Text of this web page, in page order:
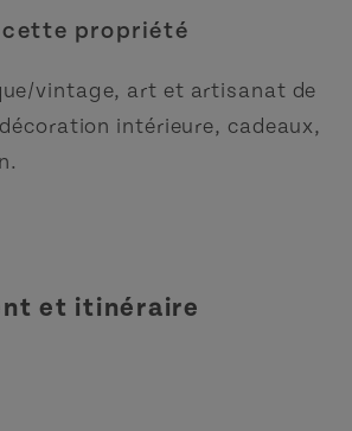
cette propriété
vintage, art et artisanat de
intérieure, cadeaux,
et itinéraire